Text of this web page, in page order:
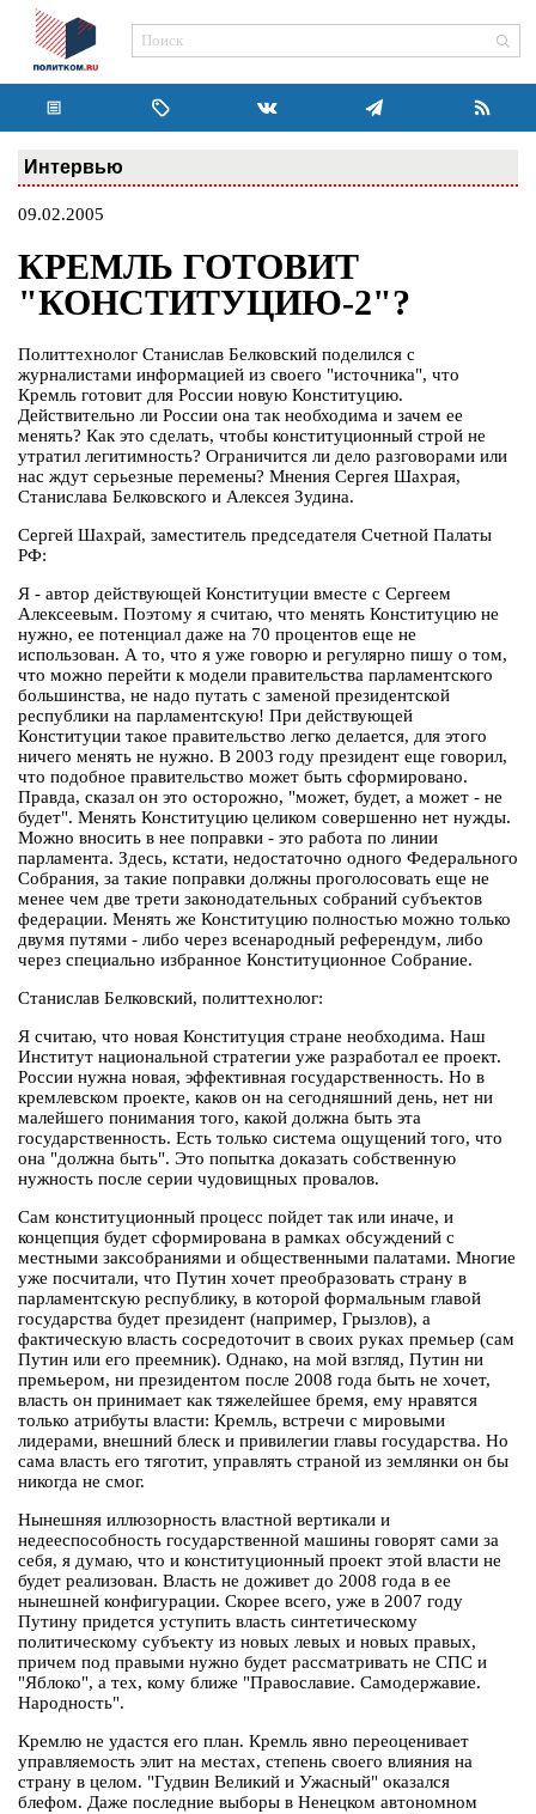
Интервью
09.02.2005
КРЕМЛЬ ГОТОВИТ
"КОНСТИТУЦИЮ-2"?
Политтехнолог Станислав Белковский поделился с
журналистами информацией из своего "источника", что
Кремль готовит для России новую Конституцию.
Действительно ли России она так необходима и зачем ее
менять? Как это сделать, чтобы конституционный строй не
утратил легитимность? Ограничится ли дело разговорами или
нас ждут серьезные перемены? Мнения Сергея Шахрая,
Станислава Белковского и Алексея Зудина.
Сергей Шахрай, заместитель председателя Счетной Палаты
РФ:
Я - автор действующей Конституции вместе с Сергеем
Алексеевым. Поэтому я считаю, что менять Конституцию не
нужно, ее потенциал даже на 70 процентов еще не
использован. А то, что я уже говорю и регулярно пишу о том,
что можно перейти к модели правительства парламентского
большинства, не надо путать с заменой президентской
республики на парламентскую! При действующей
Конституции такое правительство легко делается, для этого
ничего менять не нужно. В 2003 году президент еще говорил,
что подобное правительство может быть сформировано.
Правда, сказал он это осторожно, "может, будет, а может - не
будет". Менять Конституцию целиком совершенно нет нужды.
Можно вносить в нее поправки - это работа по линии
парламента. Здесь, кстати, недостаточно одного Федерального
Собрания, за такие поправки должны проголосовать еще не
менее чем две трети законодательных собраний субъектов
федерации. Менять же Конституцию полностью можно только
двумя путями - либо через всенародный референдум, либо
через специально избранное Конституционное Собрание.
Станислав Белковский, политтехнолог:
Я считаю, что новая Конституция стране необходима. Наш
Институт национальной стратегии уже разработал ее проект.
России нужна новая, эффективная государственность. Но в
кремлевском проекте, каков он на сегодняшний день, нет ни
малейшего понимания того, какой должна быть эта
государственность. Есть только система ощущений того, что
она "должна быть". Это попытка доказать собственную
нужность после серии чудовищных провалов.
Сам конституционный процесс пойдет так или иначе, и
концепция будет сформирована в рамках обсуждений с
местными заксобраниями и общественными палатами. Многие
уже посчитали, что Путин хочет преобразовать страну в
парламентскую республику, в которой формальным главой
государства будет президент (например, Грызлов), а
фактическую власть сосредоточит в своих руках премьер (сам
Путин или его преемник). Однако, на мой взгляд, Путин ни
премьером, ни президентом после 2008 года быть не хочет,
власть он принимает как тяжелейшее бремя, ему нравятся
только атрибуты власти: Кремль, встречи с мировыми
лидерами, внешний блеск и привилегии главы государства. Но
сама власть его тяготит, управлять страной из землянки он бы
никогда не смог.
Нынешняя иллюзорность властной вертикали и
недееспособность государственной машины говорят сами за
себя, я думаю, что и конституционный проект этой власти не
будет реализован. Власть не доживет до 2008 года в ее
нынешней конфигурации. Скорее всего, уже в 2007 году
Путину придется уступить власть синтетическому
политическому субъекту из новых левых и новых правых,
причем под правыми нужно будет рассматривать не СПС и
"Яблоко", а тех, кому ближе "Православие. Самодержавие.
Народность".
Кремлю не удастся его план. Кремль явно переоценивает
управляемость элит на местах, степень своего влияния на
страну в целом. "Гудвин Великий и Ужасный" оказался
блефом. Даже последние выборы в Ненецком автономном